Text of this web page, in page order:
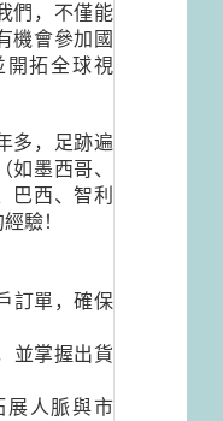
們，不僅能
機會參加國
開拓全球視
多，足跡遍
如墨西哥、
巴西、智利
驗！
訂單，確保
並掌握出貨
展人脈與市